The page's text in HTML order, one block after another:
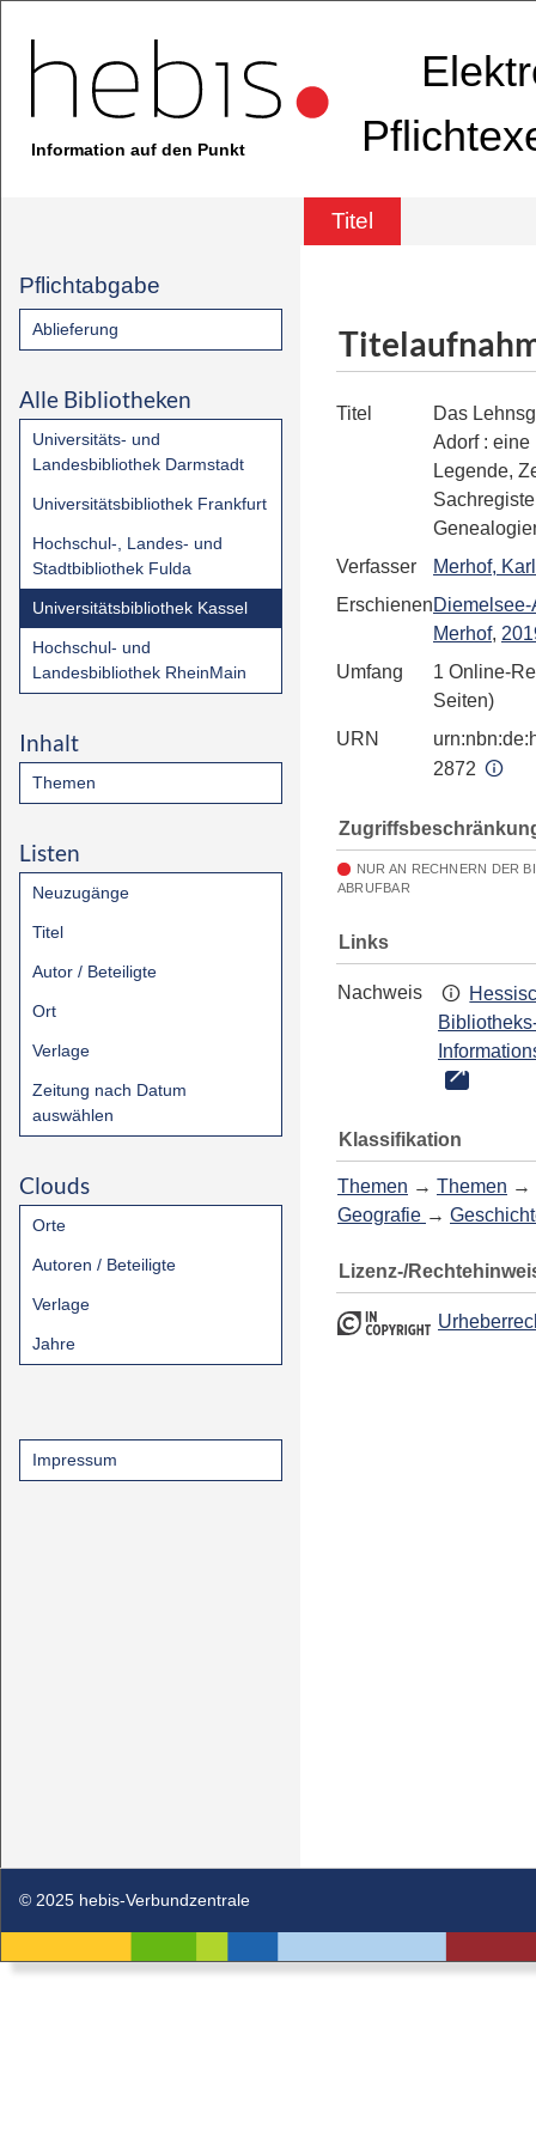
Information auf den Punkt
Titel
Pflichtabgabe
Ablieferung
Alle Bibliotheken
Universitäts- und
Landesbibliothek Darmstadt
Universitätsbibliothek Frankfurt
Hochschul-, Landes- und
Stadtbibliothek Fulda
Universitätsbibliothek Kassel
Hochschul- und
Landesbibliothek RheinMain
Inhalt
Themen
Listen
Neuzugänge
Titel
Autor / Beteiligte
Ort
Verlage
Zeitung nach Datum
auswählen
Clouds
Orte
Autoren / Beteiligte
Verlage
Jahre
Impressum
Titel
Das
Adorf: eine
Legende,
Verfasser
Merhof, Karl
ErschienenDiemelsee-
Merhof,
Umfang
1 Online-
Seiten)
URN
2872
NUR AN RECHNERN DER
ABRUFBAR
Links
Nachweis
Klassifikation
Themen → Themen →
Geografie →
Lizenz-/
© 2025 hebis-Verbundzentrale